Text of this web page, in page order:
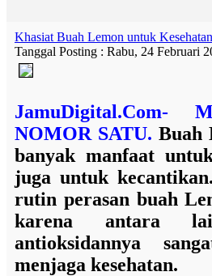
Khasiat Buah Lemon untuk
Tanggal Posting : Rabu, 24 Februari
JamuDigital.Com-
NOMOR SATU. Buah
banyak manfaat
juga untuk
rutin perasan buah
karena antara
antioksidannya
menjaga kesehatan.